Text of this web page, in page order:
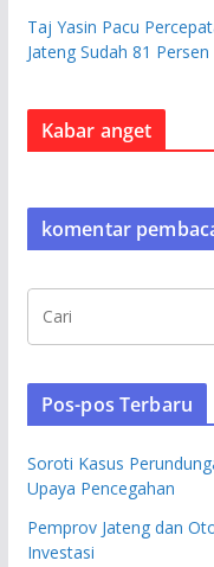
Taj Yasin Pacu
Jateng Sudah 81 Persen
Kabar anget
komentar
Pos-pos Terbaru
Soroti Kasus
Upaya Pencegahan
Pemprov Jateng dan
Investasi